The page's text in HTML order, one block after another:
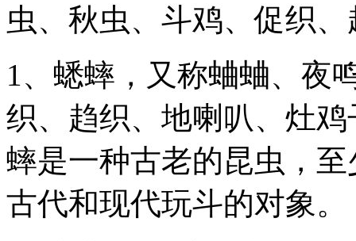
虫、秋虫、斗鸡、促织
1、蟋蟀，又称蛐蛐、夜
织、趋织、地喇叭、灶
蟀是一种古老的昆虫，
古代和现代玩斗的对象。